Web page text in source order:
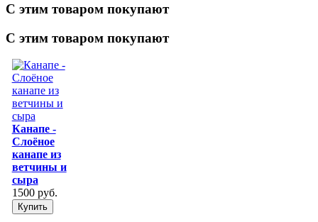
С этим товаром покупают
С этим товаром покупают
Канапе -
Слоёное
канапе из
ветчины и
сыра
1500 руб.
Купить